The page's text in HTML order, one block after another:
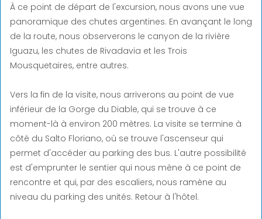
À ce point de départ de l'excursion, nous avons une vue
panoramique des chutes argentines. En avançant le long
de la route, nous observerons le canyon de la rivière
Iguazu, les chutes de Rivadavia et les Trois
Mousquetaires, entre autres.
Vers la fin de la visite, nous arriverons au point de vue
inférieur de la Gorge du Diable, qui se trouve à ce
moment-là à environ 200 mètres. La visite se termine à
côté du Salto Floriano, où se trouve l'ascenseur qui
permet d'accéder au parking des bus. L'autre possibilité
est d'emprunter le sentier qui nous mène à ce point de
rencontre et qui, par des escaliers, nous ramène au
niveau du parking des unités. Retour à l'hôtel.